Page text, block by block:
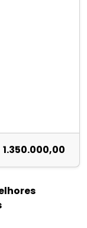
1.350.000,00